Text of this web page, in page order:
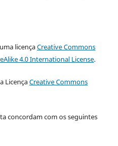
licençaCreative Commons
4.0 International License.
LicençaCreative Commons
concordam com os seguintes